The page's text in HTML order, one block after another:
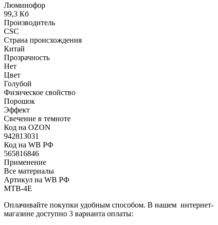
Люминофор
99,3 Кб
Производитель
CSC
Страна происхождения
Китай
Прозрачность
Нет
Цвет
Голубой
Физическое свойство
Порошок
Эффект
Свечение в темноте
Код на OZON
942813031
Код на WB РФ
565816846
Применение
Все материалы
Артикул на WB РФ
MTB-4Е
Оплачивайте покупки удобным способом. В нашем интернет-
магазине доступно 3 варианта оплаты: